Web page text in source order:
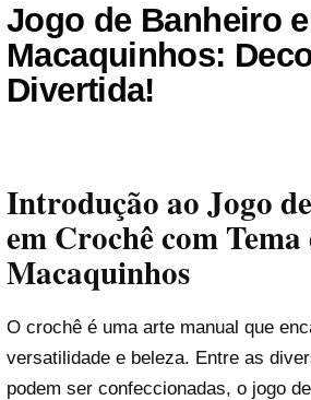
Jogo de Banheiro
Macaquinhos:
Divertida!
Introdução ao Jogo
em Crochê com Tema
Macaquinhos
O crochê é uma arte manual que
versatilidade e beleza. Entre as
podem ser confeccionadas, o jogo